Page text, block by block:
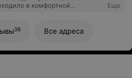
в комфортной
все мои тревоги и сомнения.
Еще
38 Все адреса